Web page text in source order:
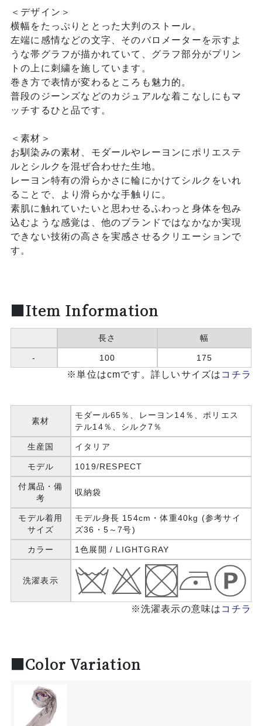
＜デザイン＞
横幅をたっぷりととった大判のストール。
左端に感情などの文字、そのバロメーターを示すよ
うな帯グラフが描かれていて、グラフ部分がプリン
トの上に刺繍を施しています。
巻き方で表情が変わるところも魅力的。
普段のジーンズなどのカジュアルな着こなしにもマ
ッチするひと品です。
＜素材＞
お馴染みの素材、モダールやレーヨンにポリエステ
ルとシルクを混ぜ合わせた生地。
レーヨン特有の滑らかさに輪にかけてシルクをいれ
ることで、より滑らかな手触りに。
素肌に触れていたいと思わせるふわっと身体を包み
込むような感覚は、他のブランドではなかなか実現
できない技術の高さを実感させるクリエーションで
す。
■Item Information
長さ 幅
- 100 175
※単位はcmです。詳しいサイズは コチラ
素材
モダール65％、レーヨン14％、ポリエス
テル14％、シルク7％
生産国 イタリア
モデル 1019/RESPECT
付属品・備
考
収納袋
モデル着用
サイズ
モデル身長 154cm・体重40kg (参考サイ
ズ36・5～7号)
カラー 1色展開 / LIGHTGRAY
洗濯表示
※洗濯表示の意味は コチラ
■Color Variation